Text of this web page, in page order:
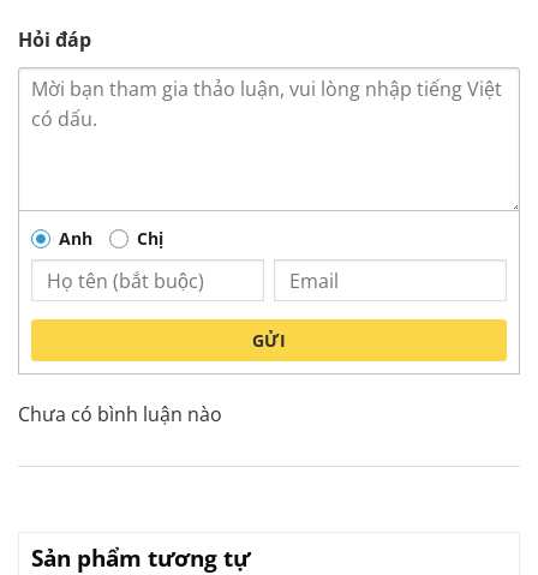
Hỏi đáp
Anh Chị
GỬI
Chưa có bình luận nào
Sản phẩm tương tự